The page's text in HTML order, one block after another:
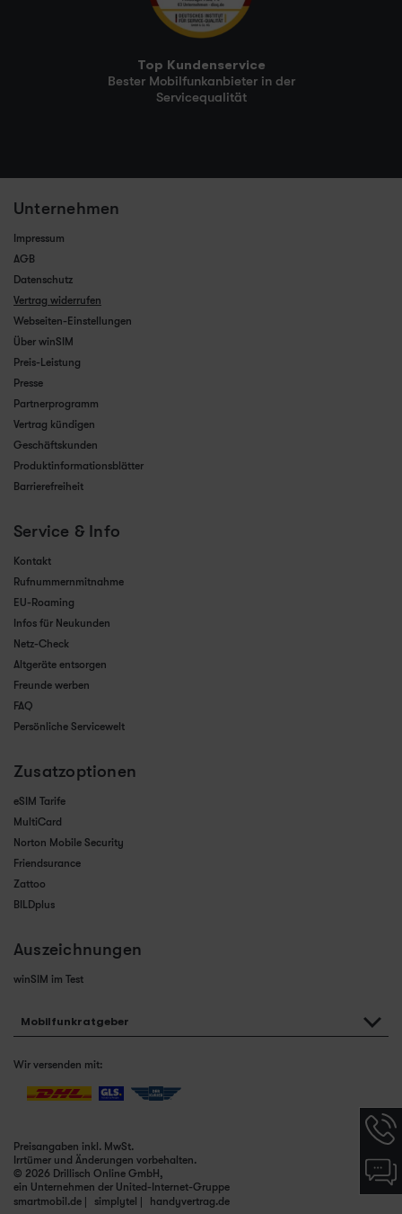
Top Kundenservice
Bester Mobilfunkanbieter in der
Servicequalität
Unternehmen
Impressum
AGB
Datenschutz
Vertrag widerrufen
Webseiten-Einstellungen
Über winSIM
Preis-Leistung
Presse
Partnerprogramm
Vertrag kündigen
Geschäftskunden
Produktinformationsblätter
Barrierefreiheit
Service & Info
Kontakt
Rufnummernmitnahme
EU-Roaming
Infos für Neukunden
Netz-Check
Altgeräte entsorgen
Freunde werben
FAQ
Persönliche Servicewelt
Zusatzoptionen
eSIM Tarife
MultiCard
Norton Mobile Security
Friendsurance
Zattoo
BILDplus
Auszeichnungen
winSIM im Test
Mobilfunkratgeber
Wir versenden mit:
Preisangaben inkl. MwSt.
Irrtümer und Änderungen vorbehalten.
© 2026 Drillisch Online GmbH,
ein Unternehmen der United-Internet-Gruppe
smartmobil.de
simplytel handyvertrag.de
Chat-